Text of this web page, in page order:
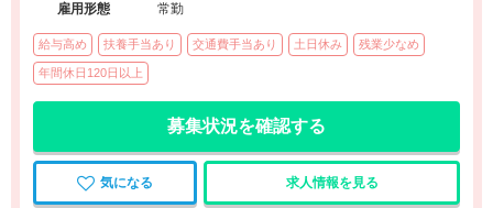
雇用形態
常勤
給与高め 扶養手当あり 交通費手当あり 土日休み 残業少なめ
年間休日120日以上
募集状況を確認する
気になる 求人情報を見る